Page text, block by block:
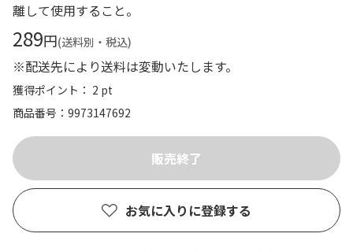
離して使用すること。
289円(送料別・税込)
※配送先により送料は変動いたします。
獲得ポイント： 2 pt
商品番号
9973147692
お気に入りに登録する